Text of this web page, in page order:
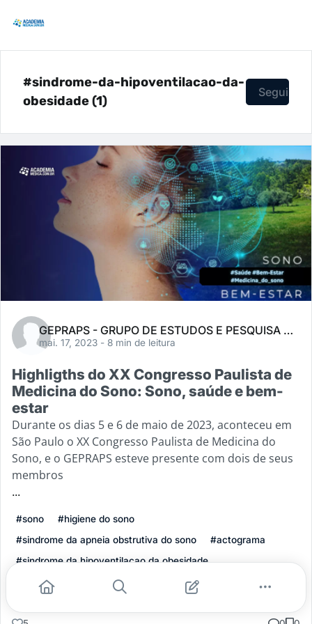
#sindrome-da-hipoventilacao-da-
obesidade (1)
Seguir
GEPRAPS - GRUPO DE ESTUDOS E PESQUISA RESPIRATÓRIAS NA APS
mai. 17, 2023 - 8 min de leitura
Highligths do XX Congresso Paulista de
Medicina do Sono: Sono, saúde e bem-
estar
Durante os dias 5 e 6 de maio de 2023, aconteceu em
São Paulo o XX Congresso Paulista de Medicina do
Sono, e o GEPRAPS esteve presente com dois de seus
membros
...
#sono
#higiene do sono
#sindrome da apneia obstrutiva do sono
#actograma
#sindrome da hipoventilacao da obesidade
Leia mais